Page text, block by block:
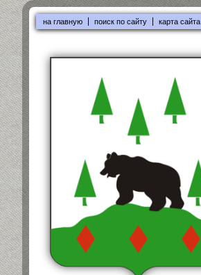
на главную поиск по сайту карта сайта